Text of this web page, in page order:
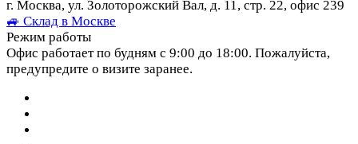
г. Москва, ул. Золоторожский Вал, д. 11, стр. 22, офис 239
🚙 Склад в Москве
Режим работы
Офис работает по будням с 9:00 до 18:00. Пожалуйста,
предупредите о визите заранее.